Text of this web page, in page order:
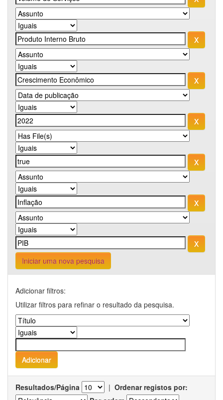
Iniciar uma nova pesquisa
Adicionar filtros:
Utilizar filtros para refinar o resultado da pesquisa.
Resultados/Página | Ordenar registos por: